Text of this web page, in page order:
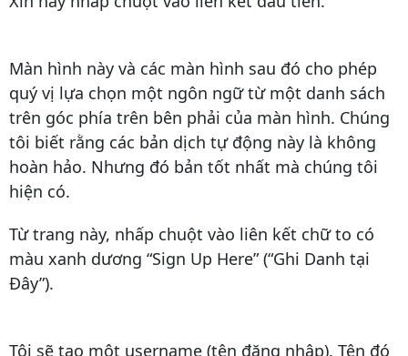
Màn hình này và các màn hình sau đó cho phép
quý vị lựa chọn một ngôn ngữ từ một danh sách
trên góc phía trên bên phải của màn hình. Chúng
tôi biết rằng các bản dịch tự động này là không
hoàn hảo. Nhưng đó bản tốt nhất mà chúng tôi
hiện có.
Từ trang này, nhấp chuột vào liên kết chữ to có
màu xanh dương “Sign Up Here” (“Ghi Danh tại
Đây”).
Tôi sẽ tạo một username (tên đăng nhập). Tên đó